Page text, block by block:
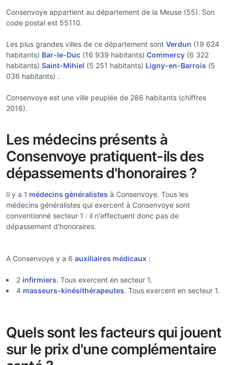
Consenvoye appartient au département de la Meuse (55). Son
code postal est 55110.
Les plus grandes villes de ce département sont Verdun (19 624
habitants) Bar-le-Duc (16 939 habitants) Commercy (6 322
habitants) Saint-Mihiel (5 251 habitants) Ligny-en-Barrois (5
036 habitants) .
Consenvoye est une ville peuplée de 286 habitants (chiffres
2016).
Les médecins présents à
Consenvoye pratiquent-ils des
dépassements d'honoraires ?
Il y a 1 médecins généralistes à Consenvoye. Tous les
médecins généralistes qui exercent à Consenvoye sont
conventionné secteur 1 : il n'effectuent donc pas de
dépassement d'honoraires.
A Consenvoye y a 6 auxiliaires médicaux :
2 infirmiers. Tous exercent en secteur 1.
4 masseurs-kinésithérapeutes. Tous exercent en secteur 1.
Quels sont les facteurs qui jouent
sur le prix d'une complémentaire